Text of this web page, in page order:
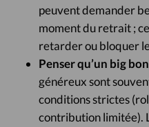
peuvent demander
moment du retrait ;
retarder ou bloquer
Penser qu’un big
généreux sont
conditions strictes
contribution limitée).